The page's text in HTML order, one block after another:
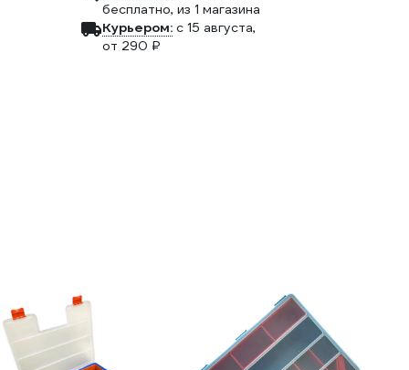
бесплатно, из 1 магазина
Курьером: c 15 августа,
от 290 ₽